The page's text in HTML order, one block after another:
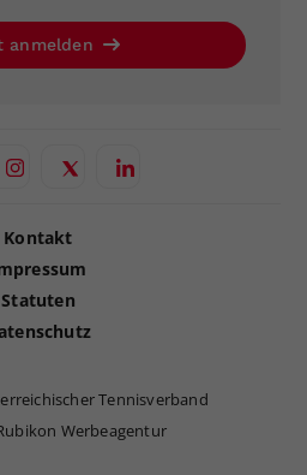
anmelden
Kontakt
Statuten
Tennisverband
Werbeagentur